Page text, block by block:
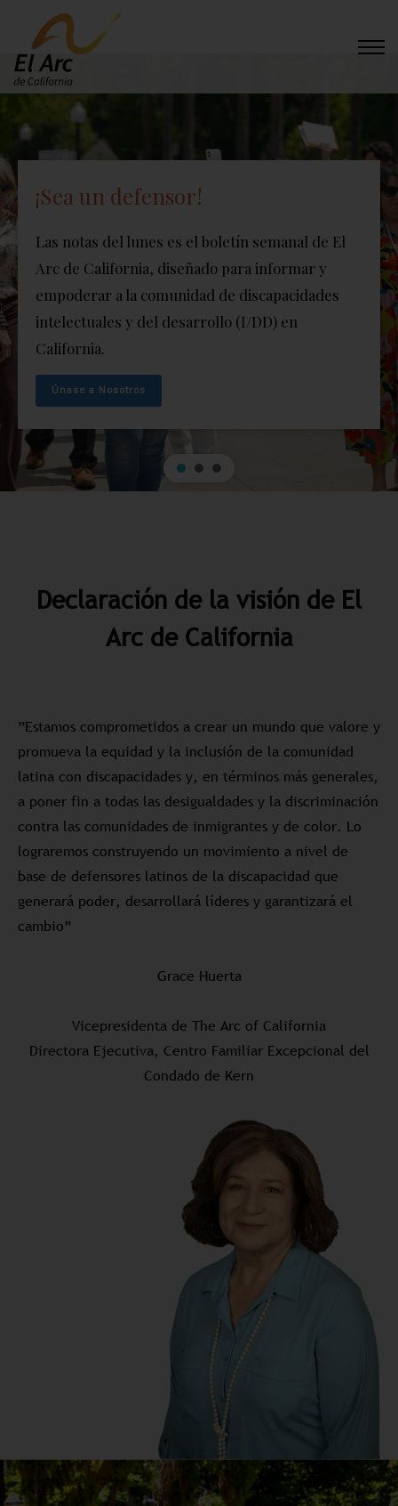
¡Sea un defensor!
Las notas del lunes es el boletín semanal de El
Arc de California, diseñado para informar y
empoderar a la comunidad de discapacidades
intelectuales y del desarrollo (I/DD) en
California.
Únase a Nosotros
Declaración de la visión de El
Arc de California
”Estamos comprometidos a crear un mundo que valore y
promueva la equidad y la inclusión de la comunidad
latina con discapacidades y, en términos más generales,
a poner fin a todas las desigualdades y la discriminación
contra las comunidades de inmigrantes y de color. Lo
lograremos construyendo un movimiento a nivel de
base de defensores latinos de la discapacidad que
generará poder, desarrollará líderes y garantizará el
cambio”
Grace Huerta
Vicepresidenta de The Arc of California
Directora Ejecutiva, Centro Familiar Excepcional del
Condado de Kern